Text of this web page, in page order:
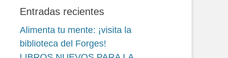
Entradas recientes
Alimenta tu mente: ¡visita la
biblioteca del Forges!